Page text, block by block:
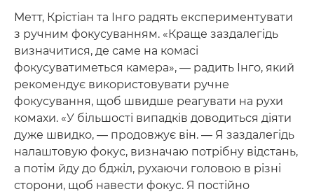
Метт, Крістіан та Інго радять експериментувати
з ручним фокусуванням. «Краще заздалегідь
визначитися, де саме на комасі
фокусуватиметься камера», — радить Інго, який
рекомендує використовувати ручне
фокусування, щоб швидше реагувати на рухи
комахи. «У більшості випадків доводиться діяти
дуже швидко, — продовжує він. — Я заздалегідь
налаштовую фокус, визначаю потрібну відстань,
а потім йду до бджіл, рухаючи головою в різні
сторони, щоб навести фокус. Я постійно